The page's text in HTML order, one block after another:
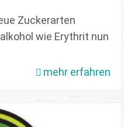
Zuckerarten
wie Erythrit nun
mehr erfahren